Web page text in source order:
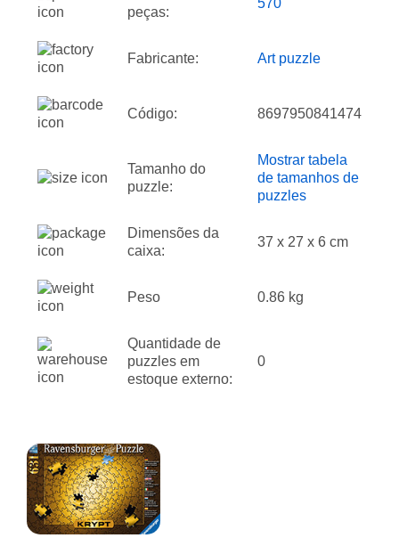
peças:
Fabricante: Art puzzle
Código: 8697950841474
Tamanho do
puzzle:
Mostrar tabela
de tamanhos de
puzzles
Dimensões da
caixa:
37 x 27 x 6 cm
Peso 0.86 kg
Quantidade de
puzzles em
estoque externo:
0